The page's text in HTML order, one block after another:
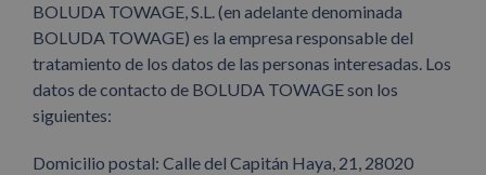
BOLUDA TOWAGE, S.L. (en adelante denominada
BOLUDA TOWAGE) es la empresa responsable del
tratamiento de los datos de las personas interesadas. Los
datos de contacto de BOLUDA TOWAGE son los
siguientes:
Domicilio postal: Calle del Capitán Haya, 21, 28020